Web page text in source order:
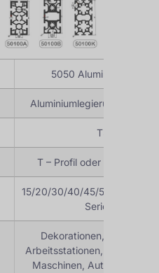
5050 Aluminium-
Aluminiumlegierung der
T3-T8
T – Profil oder
15/20/30/40/45/50/60/80/
Serien usw.
Dekorationen,
Arbeitsstationen, Gebäude,
Maschinen,